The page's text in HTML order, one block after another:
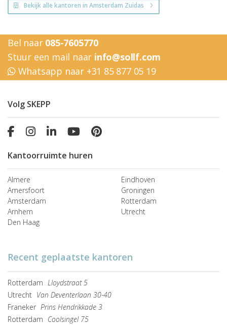
Bekijk alle kantoren in Amsterdam Zuidas
Bel naar 085-7605770
Stuur een mail naar info@sollf.com
Whatsapp naar +31 85 877 05 19
Volg SKEPP
Kantoorruimte huren
Almere
Amersfoort
Amsterdam
Arnhem
Den Haag
Eindhoven
Groningen
Rotterdam
Utrecht
Recent geplaatste kantoren
Rotterdam Lloydstraat 5
Utrecht Van Deventerlaan 30-40
Franeker Prins Hendrikkade 3
Rotterdam Coolsingel 75